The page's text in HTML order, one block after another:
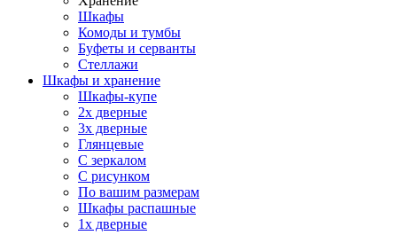
Шкафы
Комоды и тумбы
Буфеты и серванты
Стеллажи
Шкафы и хранение
Шкафы-купе
2х дверные
3х дверные
Глянцевые
С зеркалом
С рисунком
По вашим размерам
Шкафы распашные
1х дверные